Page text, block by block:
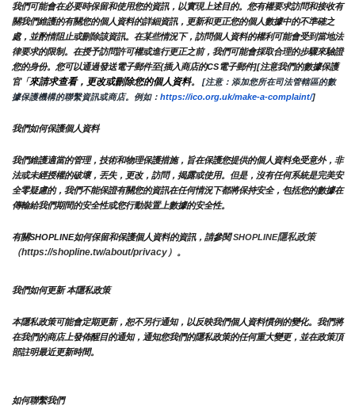
我們可能會在必要時保留和使用您的資訊，以實現上述目的。您有權要求訪問和接收有
關我們維護的有關您的個人資料的詳細資訊，更新和更正您的個人數據中的不準確之
處，並酌情阻止或刪除該資訊。在某些情況下，訪問個人資料的權利可能會受到當地法
律要求的限制。在授予訪問許可權或進行更正之前，我們可能會採取合理的步驟來驗證
您的身份。您可以通過發送電子郵件至{插入商店的CS電子郵件][注意我們的數據保護
官「來請求查看，更改或刪除您的個人資料。
[注意：添加您所在司法管轄區的數
據保護機構的聯繫資訊或商店。例如： https://ico.org.uk/make-a-complaint/]
我們如何保護個人資料
我們維護適當的管理，技術和物理保護措施，旨在保護您提供的個人資料免受意外，非
法或未經授權的破壞，丟失，更改，訪問，揭露或使用。但是，沒有任何系統是完美安
全零疑慮的，我們不能保證有關您的資訊在任何情況下都將保持安全，包括您的數據在
傳輸給我們期間的安全性或您行動裝置上數據的安全性。
有關SHOPLINE如何保留和保護個人資料的資訊，請參閱 SHOPLINE隱私政策
（https://shopline.tw/about/privacy）。
我們如何更新 本隱私政策
本隱私政策可能會定期更新，恕不另行通知，以反映我們個人資料慣例的變化。我們將
在我們的商店上發佈醒目的通知，通知您我們的隱私政策的任何重大變更，並在政策頂
部註明最近更新時間。
如何聯繫我們